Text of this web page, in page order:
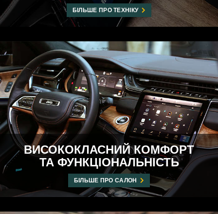
БІЛЬШЕ ПРО ТЕХНІКУ
ВИСОКОКЛАСНИЙ КОМФОРТ
ТА ФУНКЦІОНАЛЬНІСТЬ
БІЛЬШЕ ПРО САЛОН